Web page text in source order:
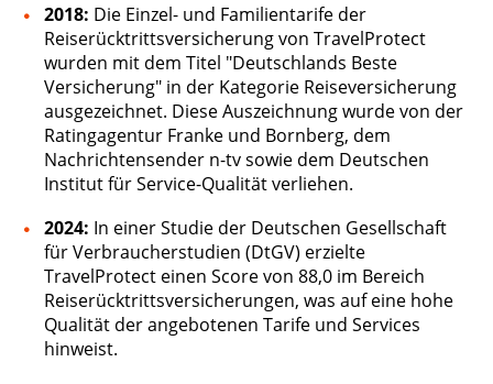
2018: Die Einzel- und Familientarife der
Reiserücktrittsversicherung von TravelProtect
wurden mit dem Titel "Deutschlands Beste
Versicherung" in der Kategorie Reiseversicherung
ausgezeichnet. Diese Auszeichnung wurde von der
Ratingagentur Franke und Bornberg, dem
Nachrichtensender n-tv sowie dem Deutschen
Institut für Service-Qualität verliehen.
2024: In einer Studie der Deutschen Gesellschaft
für Verbraucherstudien (DtGV) erzielte
TravelProtect einen Score von 88,0 im Bereich
Reiserücktrittsversicherungen, was auf eine hohe
Qualität der angebotenen Tarife und Services
hinweist.